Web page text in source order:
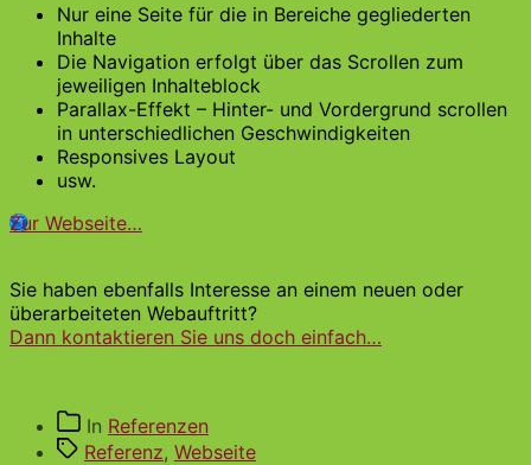
Nur eine Seite für die in Bereiche gegliederten
Inhalte
Die Navigation erfolgt über das Scrollen zum
jeweiligen Inhalteblock
Parallax-Effekt – Hinter- und Vordergrund scrollen
in unterschiedlichen Geschwindigkeiten
Responsives Layout
usw.
Zur Webseite…
Sie haben ebenfalls Interesse an einem neuen oder
überarbeiteten Webauftritt?
Dann kontaktieren Sie uns doch einfach…
Kategorien
In Referenzen
Schlagwörter
Referenz, Webseite